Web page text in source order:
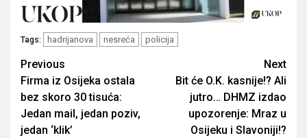
Tags: hadrijanova nesreća policija
Post
navigation
Previous
Firma iz Osijeka ostala
bez skoro 30 tisuća:
Jedan mail, jedan poziv,
jedan ‘klik’
Next
Bit će O.K. kasnije!? Ali
jutro… DHMZ izdao
upozorenje: Mraz u
Osijeku i Slavoniji!?